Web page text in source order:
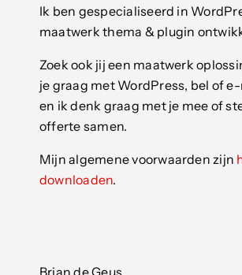
Ik ben gespecialiseerd in
maatwerk thema & plugin
Zoek ook jij een maatwerk
je graag met WordPress, bel of
en ik denk graag met je mee of
offerte samen.
Mijn algemene voorwaarden zijn
downloaden.